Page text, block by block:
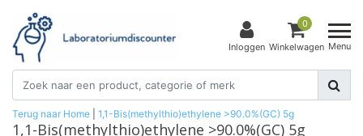
Inloggen
0
Winkelwagen Menu
Terug naar Home 1,1-Bis(methylthio)ethylene >90.0%(GC) 5g
1,1-Bis(methylthio)ethylene >90.0%(GC) 5g